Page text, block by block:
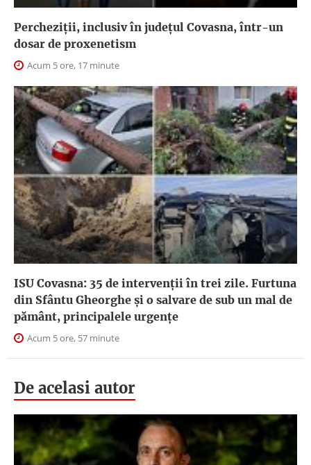
Percheziții, inclusiv în județul Covasna, într-un
dosar de proxenetism
Acum 5 ore, 17 minute
ISU Covasna: 35 de intervenții în trei zile. Furtuna
din Sfântu Gheorghe și o salvare de sub un mal de
pământ, principalele urgențe
Acum 5 ore, 57 minute
De acelasi autor